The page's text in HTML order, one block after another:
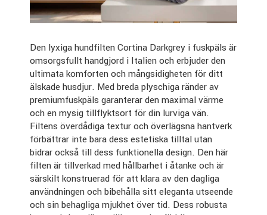
Den lyxiga hundfilten Cortina Darkgrey i fuskpäls är
omsorgsfullt handgjord i Italien och erbjuder den
ultimata komforten och mångsidigheten för ditt
älskade husdjur. Med breda plyschiga ränder av
premiumfuskpäls garanterar den maximal värme
och en mysig tillflyktsort för din lurviga vän.
Filtens överdådiga textur och överlägsna hantverk
förbättrar inte bara dess estetiska tilltal utan
bidrar också till dess funktionella design. Den här
filten är tillverkad med hållbarhet i åtanke och är
särskilt konstruerad för att klara av den dagliga
användningen och bibehålla sitt eleganta utseende
och sin behagliga mjukhet över tid. Dess robusta